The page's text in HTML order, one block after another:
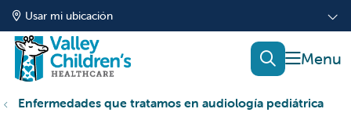
Usar mi ubicación
mostrar
buscar
Enfermedades que tratamos en audiología pediátrica